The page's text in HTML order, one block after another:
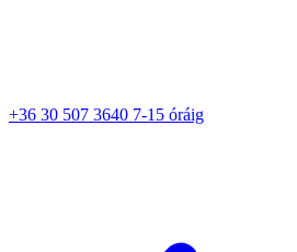
+36 30 507 3640 7-15 óráig